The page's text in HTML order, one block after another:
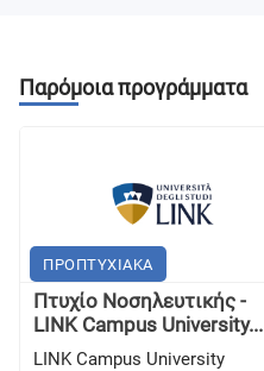
Παρόμοια προγράμματα
ΠΡΟΠΤΥΧΙΑΚΑ
Πτυχίο Νοσηλευτικής -
LINK Campus University...
LINK Campus University